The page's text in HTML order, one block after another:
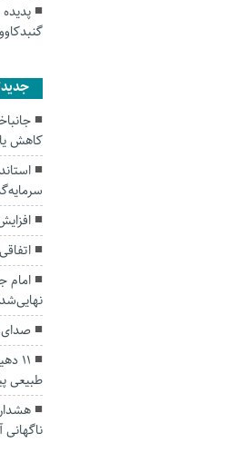
کاهش
افزایش ۵۳ درصدی بارندگی‌ها
امام
۱۱
طبیعی